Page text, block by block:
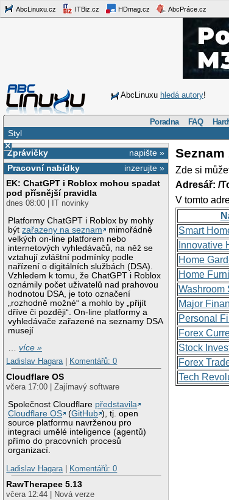
AbcLinuxu.cz ITBiz.cz HDmag.cz AbcPráce.cz
AbcLinuxu hledá autory!
Poradna FAQ
Styl
×
napište »
Zprávičky
inzerujte »
Pracovní nabídky
EK: ChatGPT i Roblox mohou spadat
pod přísnější pravidla
dnes 08:00 | IT novinky
Platformy ChatGPT i Roblox by mohly
býtzařazeny na seznam
mimořádně
velkých on-line platforem nebo
internetových vyhledávačů, na něž se
vztahují zvláštní podmínky podle
nařízení o digitálních službách (DSA).
Vzhledem k tomu, že ChatGPT i Roblox
oznámily počet uživatelů nad prahovou
hodnotou DSA, je toto označení
„rozhodně možné“ a mohlo by „přijít
dříve či později“. On-line platformy a
vyhledávače zařazené na seznamy DSA
musejí
…více »
Ladislav Hagara
Komentářů: 0
Cloudflare OS
včera 17:00 | Zajímavý software
Společnost Cloudflare představila
Cloudflare OS
(GitHub ), tj. open
source platformu navrženou pro
integraci umělé inteligence (agentů)
přímo do pracovních procesů
organizací.
Ladislav Hagara
Komentářů: 0
RawTherapee 5.13
včera 12:44 | Nová verze
Seznam
Zde si
Adresář: /
V tomto
Smart
Innovative
Home
Home
Washroom
Major
Personal
Forex
Stock
Forex
Tech